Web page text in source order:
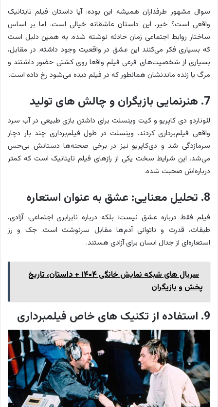
سوال مشهور طرفداران همیشه این بوده: آیا داستان فیلم تایتانیک
واقعی است؟ خیر، این داستان عاشقانه خیالی است. اما بر اساس
ساختار روابط اجتماعی زمان حادثه نوشته شده. به همین دلیل است
که بسیاری فکر می‌کنند این عشق در واقعیت وجود داشته. در مقابل،
بسیاری از شخصیت‌های فرعی فیلم واقعا روی کشتی حضور داشتند و
مرگ یا زنده ماندنشان همانطور که در فیلم دیده می‌شود رخ داده است.
7. هنرنمایی بازیگران و چالش های تولید
لئوناردو دی کاپریو و کیت وینسلت برای داشتن بازی طبیعی در آب سرد
واقعی فیلم‌برداری کردند. وینسلت در طول فیلم‌برداری چند بار دچار
سرمازدگی شد و دی‌کاپریو نیز در برخی صحنه‌ها دستانش بی‌حس
می‌شد. این شرایط سخت یکی از رازهای فیلم تایتانیک است که کمتر
درباره‌اش صحبت شده.
8. تحلیل معنایی: عشق به عنوان استعاره
فیلم فقط درباره عشق نیست؛ بلکه درباره نابرابری اجتماعی، آزادی،
طبقات، قدرت و ناتوانی آدم‌ها مقابل سرنوشت است. جک و رز
استعاره‌ای از جدال انسان برای آزادی هستند.
سریال های شبکه نمایش خانگی ۱۴۰۴ + داستان، تاریخ
پخش و بازیگران
9. استفاده از تکنیک های خاص فیلمبرداری